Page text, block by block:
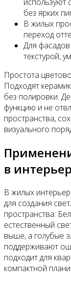
без ярких
В жилых
переход
Для
текстурой,
Простота
Подходят
без полировки.
функцию и не
пространства,
визуального
в
В жилых
для создания
пространства.
естественный
выше, а голубые
поддерживают
подходит для
компактной